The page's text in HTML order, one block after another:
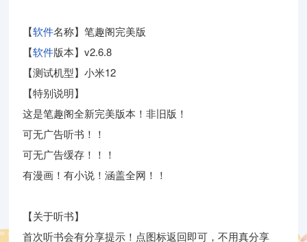
【软件名称】笔趣阁完美版
【软件版本】v2.6.8
【测试机型】小米12
【特别说明】
这是笔趣阁全新完美版本！非旧版！
可无广告听书！！
可无广告缓存！！！
有漫画！有小说！涵盖全网！！
【关于听书】
首次听书会有分享提示！点图标返回即可，不用真分享